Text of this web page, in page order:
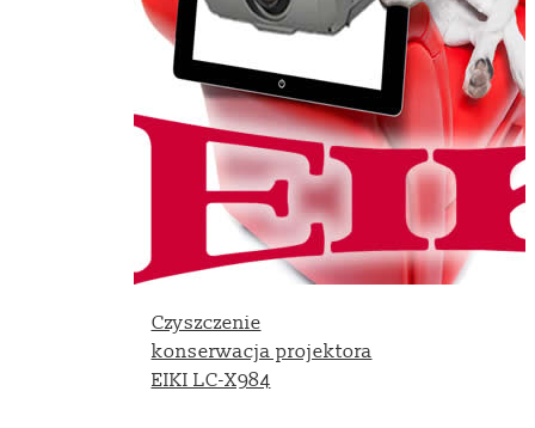
Czyszczenie
konserwacja projektora
EIKI LC-X984